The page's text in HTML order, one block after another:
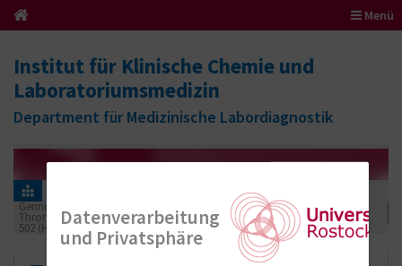
Menü
Institut für Klinische Chemie und
Laboratoriumsmedizin
Department für Medizinische Labordiagnostik
Ringversuchszertifikate
Gerinnung / Gerinnungsaktivierung / Gerinnungsfaktoren /
Thrombozytenfunktion / Antikoagulation
502 (Hämostaseologie XXII) 2018
Datenverarbeitung
und Privatsphäre